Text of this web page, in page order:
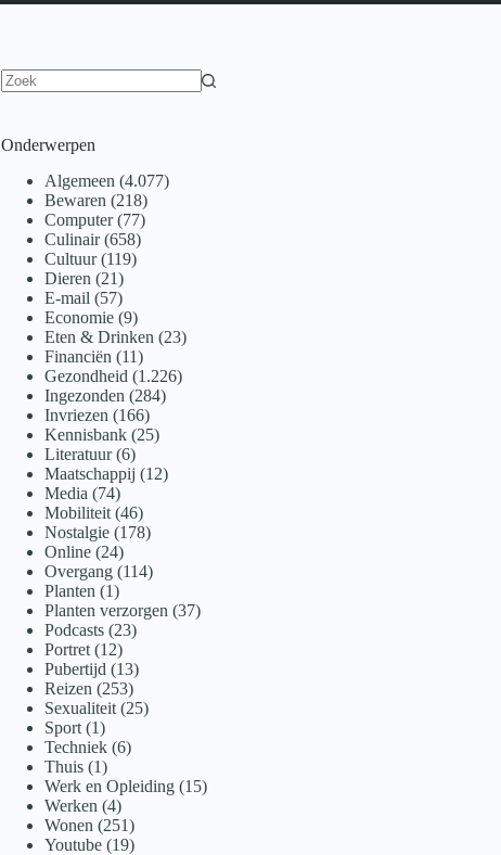
Onderwerpen
Algemeen (4.077)
Bewaren (218)
Computer(77)
Culinair(658)
Cultuur(119)
Dieren (21)
E-mail (57)
Economie (9)
Eten & Drinken (23)
Financiën (11)
Gezondheid (1.226)
Ingezonden (284)
Invriezen (166)
Kennisbank (25)
Literatuur(6)
Maatschappij (12)
Media (74)
Mobiliteit (46)
Nostalgie (178)
Online (24)
Overgang (114)
Planten (1)
Planten verzorgen (37)
Podcasts (23)
Portret (12)
Pubertijd (13)
Reizen (253)
Sexualiteit (25)
Sport (1)
Techniek (6)
Thuis (1)
Werk en Opleiding (15)
Werken (4)
Wonen (251)
Youtube (19)